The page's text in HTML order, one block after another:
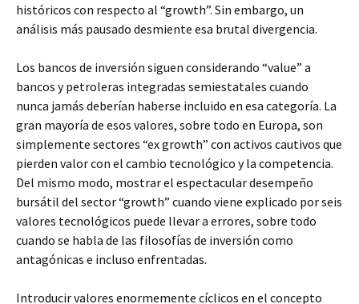
históricos con respecto al “growth”. Sin embargo, un
análisis más pausado desmiente esa brutal divergencia.
Los bancos de inversión siguen considerando “value” a
bancos y petroleras integradas semiestatales cuando
nunca jamás deberían haberse incluido en esa categoría. La
gran mayoría de esos valores, sobre todo en Europa, son
simplemente sectores “ex growth” con activos cautivos que
pierden valor con el cambio tecnológico y la competencia.
Del mismo modo, mostrar el espectacular desempeño
bursátil del sector “growth” cuando viene explicado por seis
valores tecnológicos puede llevar a errores, sobre todo
cuando se habla de las filosofías de inversión como
antagónicas e incluso enfrentadas.
Introducir valores enormemente cíclicos en el concepto